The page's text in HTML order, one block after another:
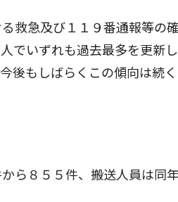
急及び１１９番通報等の確
でいずれも過去最多を更新
後もしばらくこの傾向は続く
ら８５５件、搬送人員は同